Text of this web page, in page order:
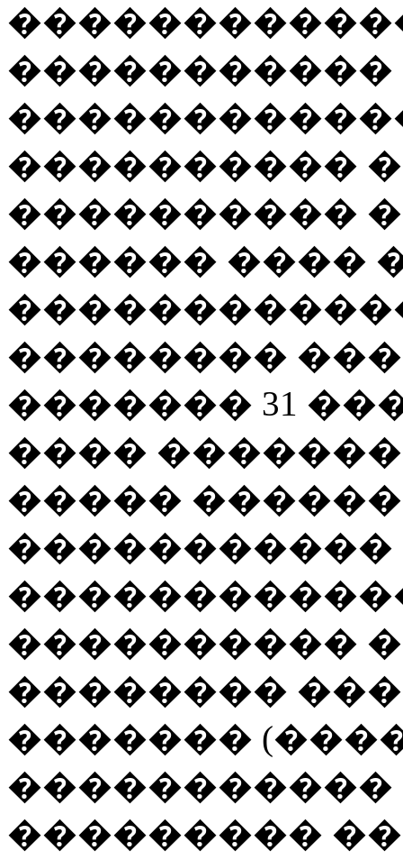
�����������
����������
����������
������ ����
��������
������� 31
����
�����
�����������
����������
��������
�������
�����������
���������